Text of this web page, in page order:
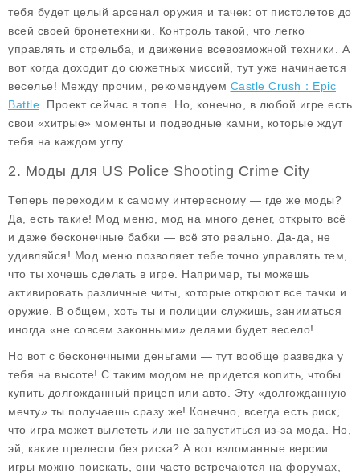
тебя будет целый арсенал оружия и тачек: от пистолетов до
всей своей бронетехники. Контроль такой, что легко
управлять и стрельба, и движение всевозможной техники. А
вот когда доходит до сюжетных миссий, тут уже начинается
веселье! Между прочим, рекомендуем Castle Crush：Epic
Battle . Проект сейчас в топе. Но, конечно, в любой игре есть
свои «хитрые» моменты и подводные камни, которые ждут
тебя на каждом углу.
2. Моды для US Police Shooting Crime City
Теперь переходим к самому интересному — где же моды?
Да, есть такие! Мод меню, мод на много денег, открыто всё
и даже бесконечные бабки — всё это реально. Да-да, не
удивляйся! Мод меню позволяет тебе точно управлять тем,
что ты хочешь сделать в игре. Например, ты можешь
активировать различные читы, которые откроют все тачки и
оружие. В общем, хоть ты и полиции служишь, заниматься
иногда «не совсем законными» делами будет весело!
Но вот с бесконечными деньгами — тут вообще разведка у
тебя на высоте! С таким модом не придется копить, чтобы
купить долгожданный прицеп или авто. Эту «долгожданную
мечту» ты получаешь сразу же! Конечно, всегда есть риск,
что игра может вылететь или не запуститься из-за мода. Но,
эй, какие прелести без риска? А вот взломанные версии
игры можно поискать, они часто встречаются на форумах,